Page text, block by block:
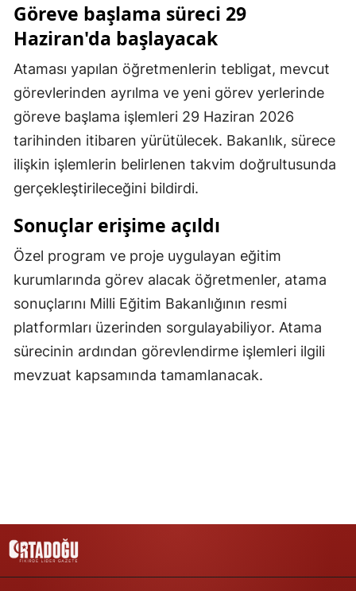
Kütahya
Malatya
Kahramanmaraş
Mardin
Muğla
Niğde
Ordu
Rize
Sakarya
Göreve başlama süreci 29
Haziran'da başlayacak
Ataması yapılan öğretmenlerin tebligat, mevcut
görevlerinden ayrılma ve yeni görev yerlerinde
göreve başlama işlemleri 29 Haziran 2026
tarihinden itibaren yürütülecek. Bakanlık, sürece
ilişkin işlemlerin belirlenen takvim doğrultusunda
gerçekleştirileceğini bildirdi.
Sonuçlar erişime açıldı
Özel program ve proje uygulayan eğitim
kurumlarında görev alacak öğretmenler, atama
sonuçlarını Milli Eğitim Bakanlığının resmi
platformları üzerinden sorgulayabiliyor. Atama
sürecinin ardından görevlendirme işlemleri ilgili
mevzuat kapsamında tamamlanacak.